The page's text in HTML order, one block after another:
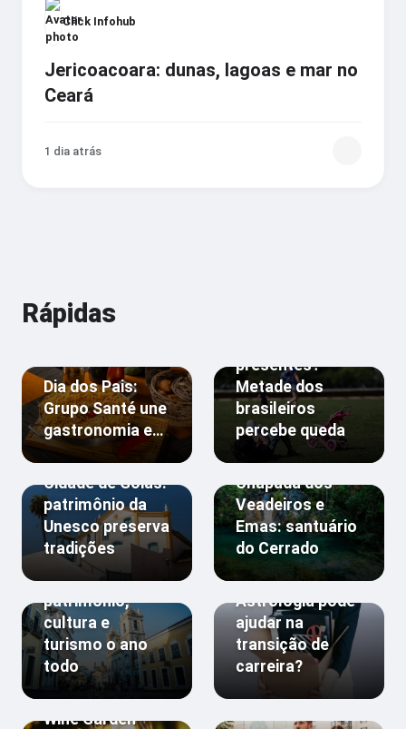
Click Infohub
Jericoacoara: dunas, lagoas e mar no
Ceará
1 dia atrás
Rápidas
Dia dos Pais:
Grupo Santé une
gastronomia e…
presentes?
Metade dos
brasileiros
percebe queda
Cidade de Goiás:
patrimônio da
Unesco preserva
tradições
Chapada dos
Veadeiros e
Emas: santuário
do Cerrado
Salvador:
patrimônio,
cultura e
turismo o ano
todo
Astrologia pode
ajudar na
transição de
carreira?
Wine Garden